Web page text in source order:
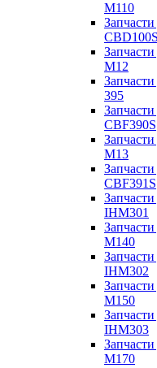
M110
CBD100S
M12
395
CBF390S
M13
CBF391S
IHM301
M140
IHM302
M150
IHM303
M170